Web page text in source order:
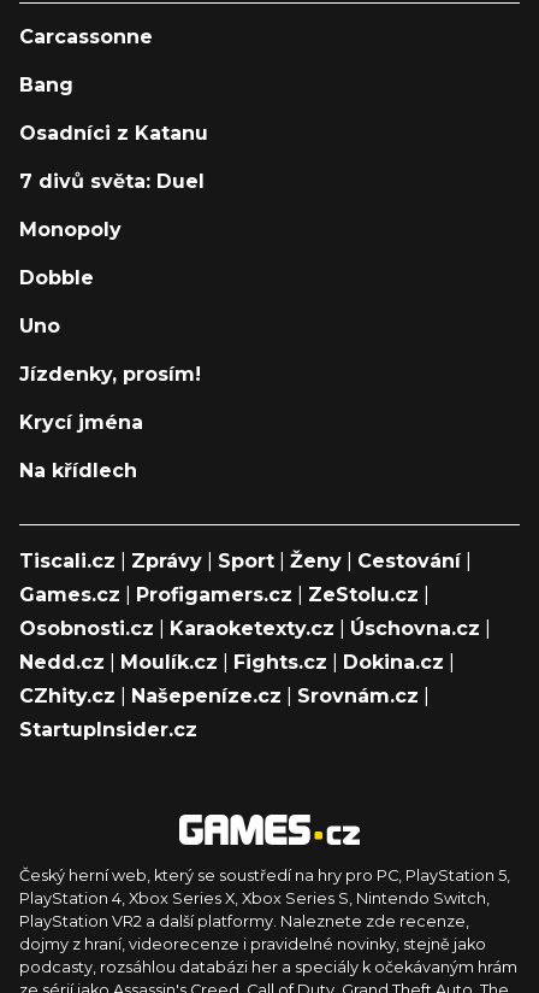
Carcassonne
Bang
Osadníci z Katanu
7 divů světa: Duel
Monopoly
Dobble
Uno
Jízdenky, prosím!
Krycí jména
Na křídlech
Tiscali.cz Zprávy Sport Ženy Cestování|
Games.cz
Profigamers.cz ZeStolu.cz
Osobnosti.cz
Karaoketexty.cz Úschovna.cz
Nedd.cz
Moulík.cz Fights.cz Dokina.cz
CZhity.cz
Našepeníze.cz Srovnám.cz
StartupInsider.cz
Český herní web, který se soustředí na hry pro PC, PlayStation 5,
PlayStation 4, Xbox Series X, Xbox Series S, Nintendo Switch,
PlayStation VR2 a další platformy. Naleznete zde recenze,
dojmy z hraní, videorecenze i pravidelné novinky, stejně jako
podcasty, rozsáhlou databázi her a speciály k očekávaným hrám